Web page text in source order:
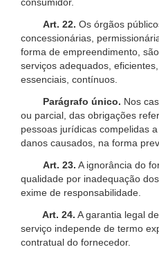
Art. 22. Os órgãos
concessionárias,
forma de empreendimento,
serviços adequados,
essenciais, contínuos.
Parágrafo único. Nos
ou parcial, das obrigações
pessoas jurídicas compelidas
danos causados, na forma
Art. 23. A ignorância do
qualidade por inadequação
exime de responsabilidade.
Art. 24. A garantia legal
serviço independe de termo
contratual do fornecedor.